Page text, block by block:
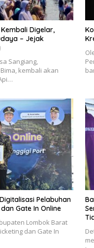
Digelar,
– Jejak
Sangiang,
kembali akan
Pelabuhan
Gate In Online
Lombok Barat
dan Gate In